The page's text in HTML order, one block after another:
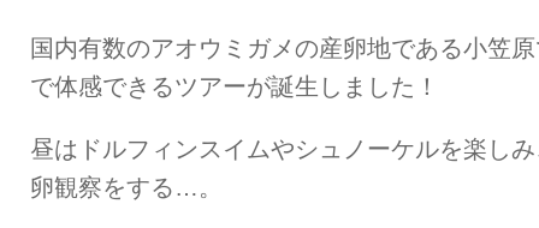
国内有数のアオウミガメの産卵地である小笠
で体感できるツアーが誕生しました！
昼はドルフィンスイムやシュノーケルを楽し
卵観察をする…。